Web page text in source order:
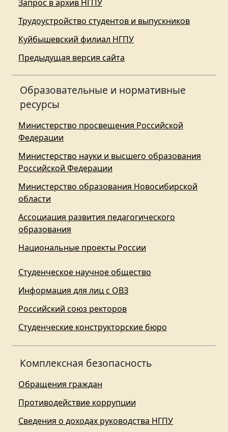
Запрос в архив НГПУ
Трудоустройство студентов и выпускников
Куйбышевский филиал НГПУ
Предыдущая версия сайта
Образовательные и нормативные
ресурсы
Министерство просвещения Российской
Федерации
Министерство науки и высшего образования
Российской Федерации
Министерство образования Новосибирской
области
Ассоциация развития педагогического
образования
Национальные проекты России
Студенческое научное общество
Информация для лиц с ОВЗ
Российский союз ректоров
Студенческие конструкторские бюро
Комплексная безопасность
Обращения граждан
Противодействие коррупции
Сведения о доходах руководства НГПУ